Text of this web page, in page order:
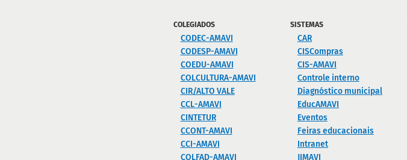
COLEGIADOS
CODEC-AMAVI
CODESP-AMAVI
COEDU-AMAVI
COLCULTURA-AMAVI
CIR/ALTO VALE
CCL-AMAVI
CINTETUR
CCONT-AMAVI
CCI-AMAVI
COLFAD-AMAVI
SISTEMAS
CAR
CISCompras
CIS-AMAVI
Controle interno
Diagnóstico municipal
EducAMAVI
Eventos
Feiras educacionais
Intranet
JIMAVI